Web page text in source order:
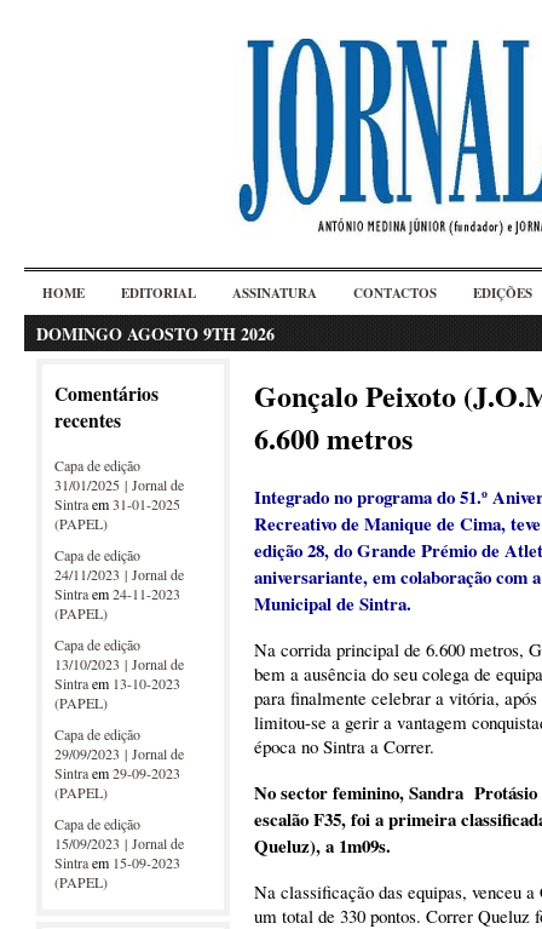
HOME EDITORIAL ASSINATURA CONTACTOS EDIÇÕES
DOMINGO AGOSTO 9TH 2026
Comentários
recentes
Capa de edição
31/01/2025 | Jornal de
Sintraem31-01-2025
(PAPEL)
Capa de edição
24/11/2023 | Jornal de
Sintraem24-11-2023
(PAPEL)
Capa de edição
13/10/2023 | Jornal de
Sintraem 13-10-2023
(PAPEL)
Capa de edição
29/09/2023 | Jornal de
Sintraem29-09-2023
(PAPEL)
Capa de edição
15/09/2023 | Jornal de
Sintraem 15-09-2023
(PAPEL)
Gonçalo Peixoto
6.600 metros
Integrado no programa do 51.º
Recreativo de Manique de Cima,
edição 28, do Grande Prémio de
aniversariante, em colaboração com
Municipal de Sintra.
Na corrida principal de 6.600 metros,
bem a ausência do seu colega de
para finalmente celebrar a vitória,
limitou-se a gerir a vantagem
época no Sintra a Correr.
No sector feminino, Sandra P
escalão F35, foi a primeira
Queluz), a 1m09s.
Na classificação das equipas, venceu
um total de 330 pontos. Correr Queluz